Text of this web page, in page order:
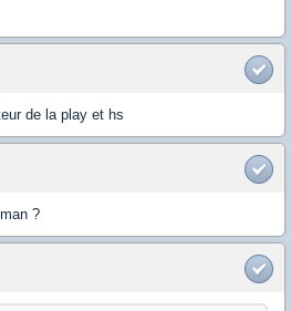
de la play et hs
?